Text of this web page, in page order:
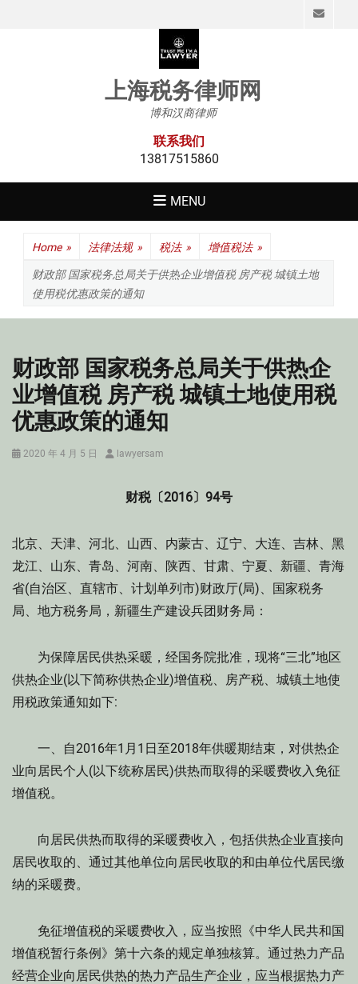
上海税务律师网
博和汉商律师
联系我们
13817515860
MENU
Home » 法律法规 » 税法 » 增值税法 »
财政部 国家税务总局关于供热企业增值税 房产税 城镇土地
使用税优惠政策的通知
财政部 国家税务总局关于供热企
业增值税 房产税 城镇土地使用税
优惠政策的通知
Posted
2020 年 4 月 5 日 Authorlawyersam
财税〔2016〕94号
北京、天津、河北、山西、内蒙古、辽宁、大连、吉林、黑
龙江、山东、青岛、河南、陕西、甘肃、宁夏、新疆、青海
省(自治区、直辖市、计划单列市)财政厅(局)、国家税务
局、地方税务局，新疆生产建设兵团财务局：
为保障居民供热采暖，经国务院批准，现将“三北”地区
供热企业(以下简称供热企业)增值税、房产税、城镇土地使
用税政策通知如下:
一、自2016年1月1日至2018年供暖期结束，对供热企
业向居民个人(以下统称居民)供热而取得的采暖费收入免征
增值税。
向居民供热而取得的采暖费收入，包括供热企业直接向
居民收取的、通过其他单位向居民收取的和由单位代居民缴
纳的采暖费。
免征增值税的采暖费收入，应当按照《中华人民共和国
增值税暂行条例》第十六条的规定单独核算。通过热力产品
经营企业向居民供热的热力产品生产企业，应当根据热力产